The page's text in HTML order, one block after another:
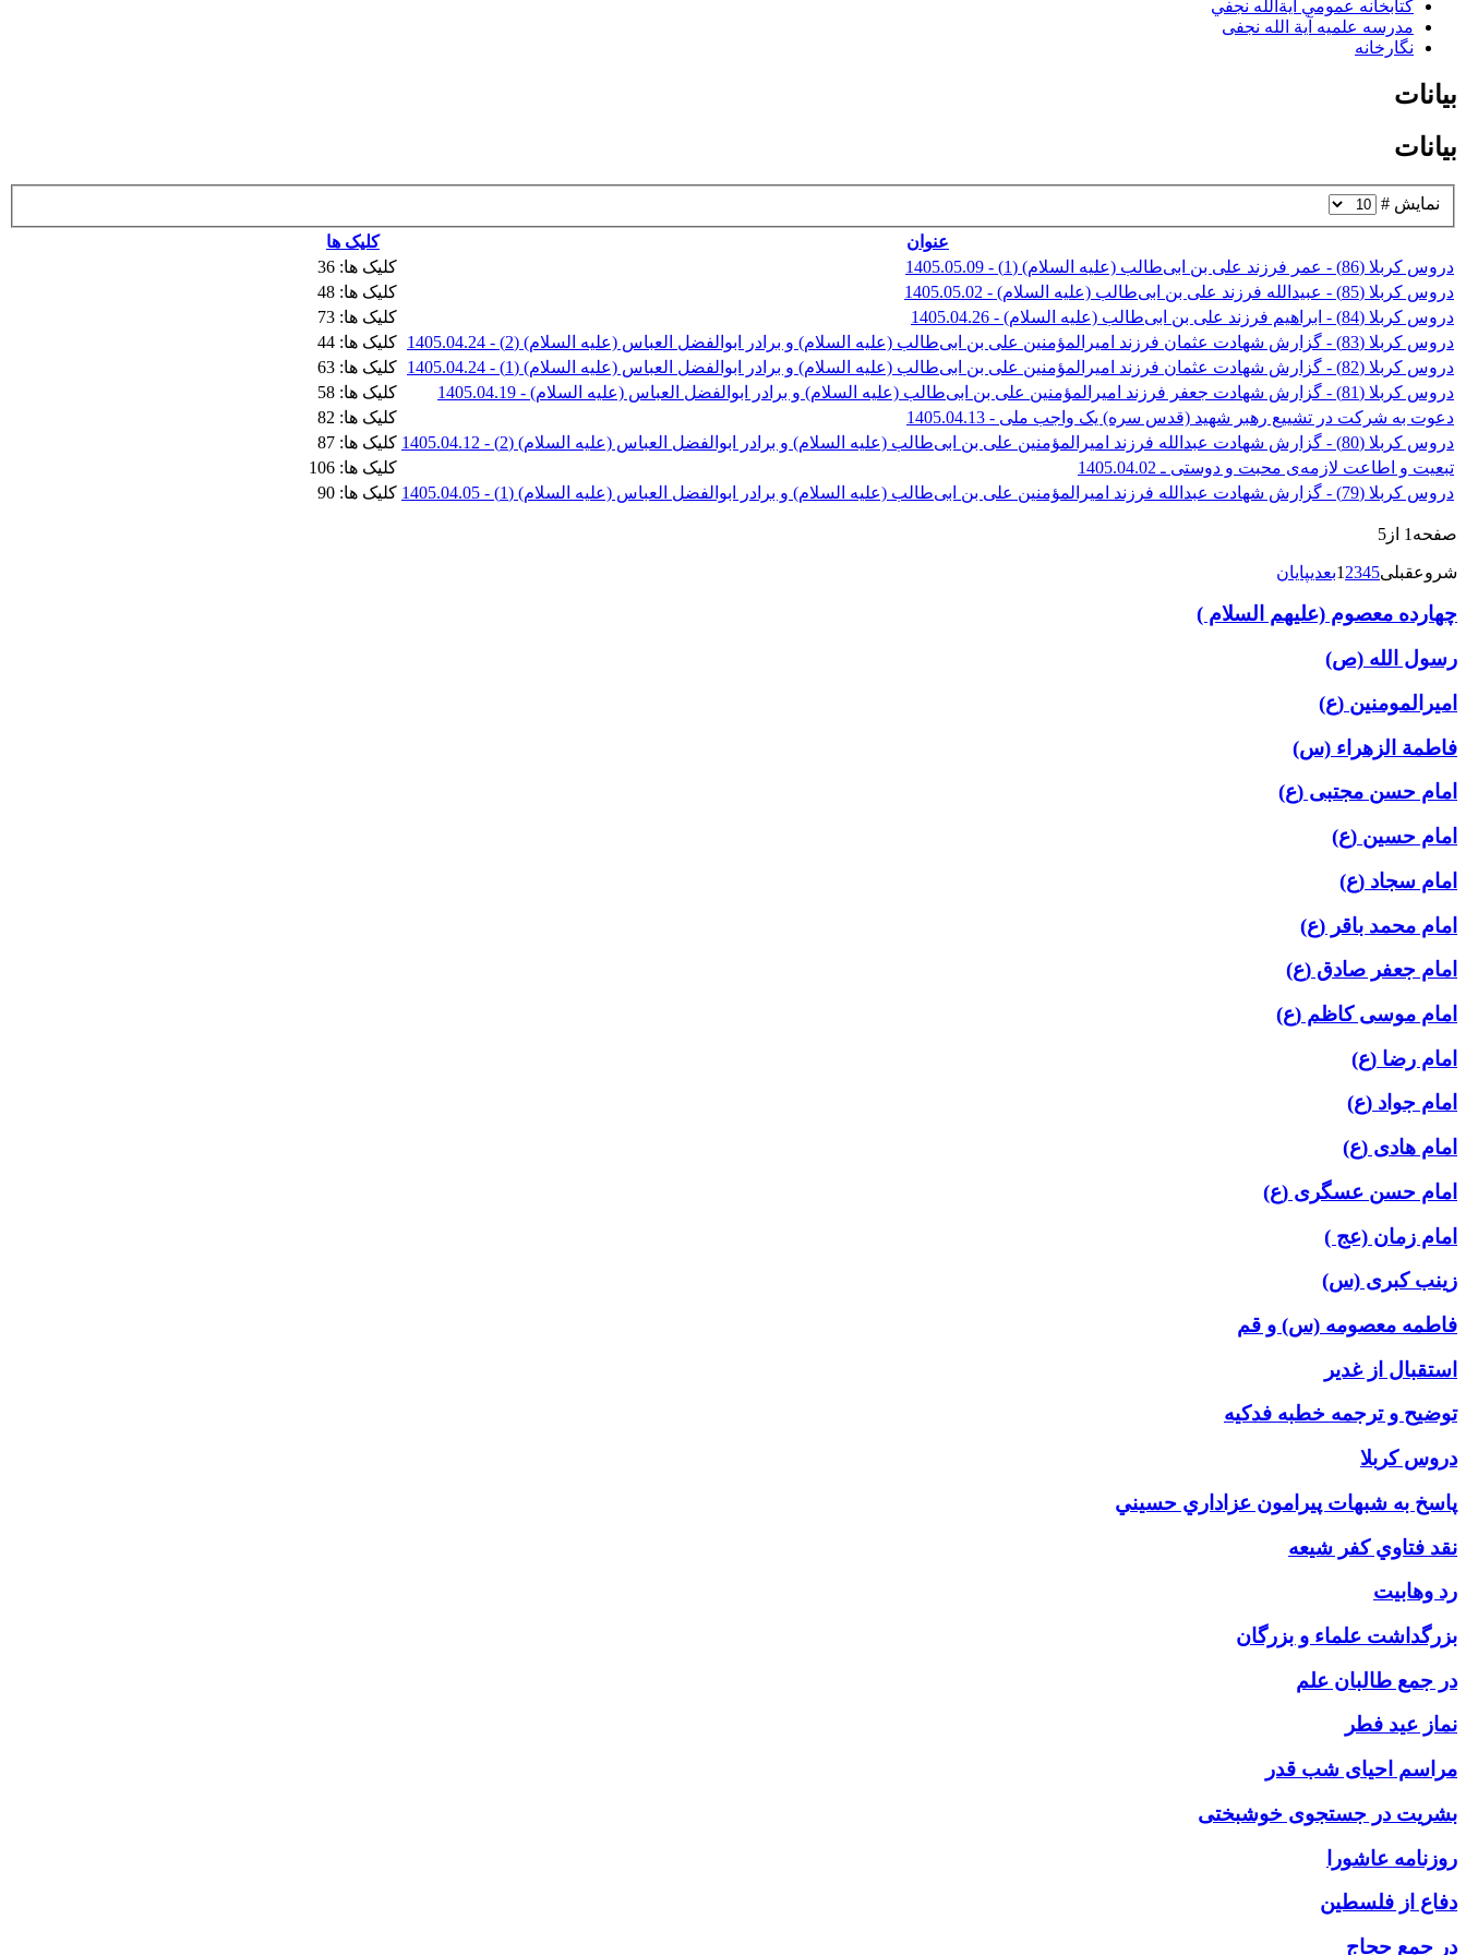
کتابخانه عمومي آية‌الله نجفي
مدرسه علمیه آیة الله نجفی
نگارخانه
بیانات
بیانات
نمایش #
عنوان
کلیک ها
دروس کربلا (86) - عمر فرزند علی بن ابی‌طالب (علیه السلام) (1) - 1405.05.09
کلیک ها: 36
دروس کربلا (85) - عبیدالله فرزند علی بن ابی‌طالب (علیه السلام) - 1405.05.02
کلیک ها: 48
دروس کربلا (84) - ابراهیم فرزند علی بن ابی‌طالب (علیه السلام) - 1405.04.26
کلیک ها: 73
دروس کربلا (83) - گزارش شهادت عثمان فرزند امیرالمؤمنین علی بن ابی‌طالب (علیه السلام) و برادر ابوالفضل العباس (علیه السلام) (2) - 1405.04.24
کلیک ها: 44
دروس کربلا (82) - گزارش شهادت عثمان فرزند امیرالمؤمنین علی بن ابی‌طالب (علیه السلام) و برادر ابوالفضل العباس (علیه السلام) (1) - 1405.04.24
کلیک ها: 63
دروس کربلا (81) - گزارش شهادت جعفر فرزند امیرالمؤمنین علی بن ابی‌طالب (علیه السلام) و برادر ابوالفضل العباس (علیه السلام) - 1405.04.19
کلیک ها: 58
دعوت به شرکت در تشییع رهبر شهید (قدس سره) یک واجب ملی - 1405.04.13
کلیک ها: 82
دروس کربلا (80) - گزارش شهادت عبدالله فرزند امیرالمؤمنین علی بن ابی‌طالب (علیه السلام) و برادر ابوالفضل العباس (علیه السلام) (2) - 1405.04.12
کلیک ها: 87
تبعیت و اطاعت لازمه‌ی محبت و دوستی ـ 1405.04.02
کلیک ها: 106
دروس کربلا (79) - گزارش شهادت عبدالله فرزند امیرالمؤمنین علی بن ابی‌طالب (علیه السلام) و برادر ابوالفضل العباس (علیه السلام) (1) - 1405.04.05
کلیک ها: 90
صفحه1 از5
شروعقبلی 1 2345 بعدیپایان
چهارده معصوم (علیهم السلام )
رسول الله (ص)
امیرالمومنین (ع)
فاطمة الزهراء (س)
امام حسن مجتبی (ع)
امام حسین (ع)
امام سجاد (ع)
امام محمد باقر (ع)
امام جعفر صادق (ع)
امام موسی کاظم (ع)
امام رضا (ع)
امام جواد (ع)
امام هادی (ع)
امام حسن عسگری (ع)
امام زمان (عج )
زینب کبری (س)
فاطمه معصومه (س) و قم
استقبال از غدیر
توضیح و ترجمه خطبه فدکیه
دروس کربلا
پاسخ به شبهات پيرامون عزاداري حسيني
نقد فتاوي کفر شيعه
رد وهابیت
بزرگداشت علماء و بزرگان
در جمع طالبان علم
نماز عید فطر
مراسم احیای شب قدر
بشریت در جستجوی خوشبختی
روزنامه عاشورا
دفاع از فلسطین
در جمع حجاج